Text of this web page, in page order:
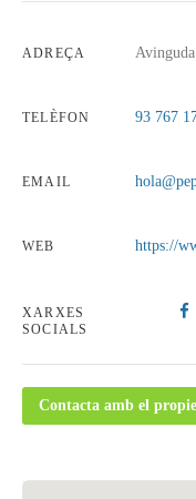
ADREÇA
TELÈFON 93 767
EMAIL
WEB https://
XARXES
SOCIALS
Contacta amb el